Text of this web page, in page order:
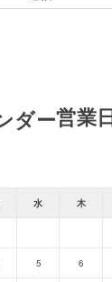
営業
水 木
5 6